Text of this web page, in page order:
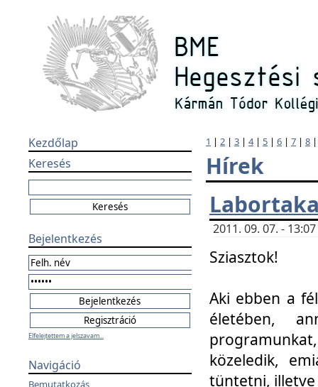
Kezdőlap
Keresés
Bejelentkezés
Elfelejtettem a jelszavam...
Navigáció
Bemutatkozás
1 | 2 | 3 | 4| 5 | 6 | 7 | 8
Hírek
2011. 09. 07. -
Sziasztok!
Aki ebben a
életében,
közeledik,
tüntetni, illetve